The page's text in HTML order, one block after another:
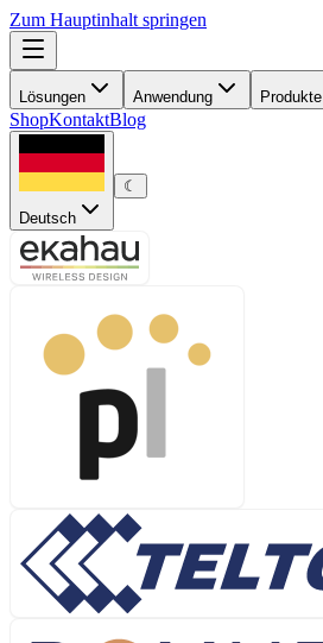
Zum Hauptinhalt springen
Lösungen Anwendung Produkte
ShopKontaktBlog
Deutsch
☾